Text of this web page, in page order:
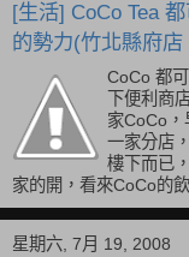
[生活] CoCo Tea
的勢力(竹北縣府店
CoCo 都
下便利商
家CoCo
一家分店
樓下而已
家的開，看來CoCo的
星期六, 7月 19, 2008